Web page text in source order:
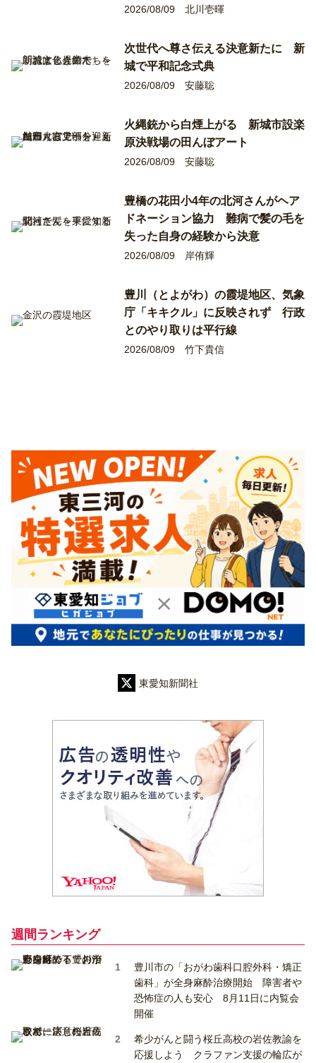
2026/08/09 北川壱暉
次世代へ尊さ伝える決意新たに 新
城で平和記念式典
2026/08/09 安藤聡
火縄銃から白煙上がる 新城市設楽
原決戦場の田んぼアート
2026/08/09 安藤聡
豊橋の花田小4年の北河さんがヘア
ドネーション協力 難病で髪の毛を
失った自身の経験から決意
2026/08/09 岸侑輝
豊川（とよがわ）の霞堤地区、気象
庁「キキクル」に反映されず 行政
とのやり取りは平行線
2026/08/09 竹下貴信
東愛知新聞社
週間ランキング
豊川市の「おがわ歯科口腔外科・矯正
歯科」が全身麻酔治療開始 障害者や
恐怖症の人も安心 8月11日に内覧会
開催
希少がんと闘う桜丘高校の岩佐教諭を
応援しよう クラファン支援の輪広が